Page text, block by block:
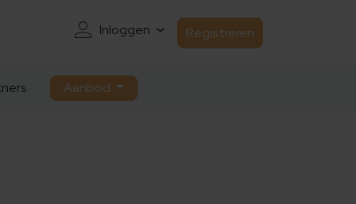
Inloggen Registreren
Aanbod